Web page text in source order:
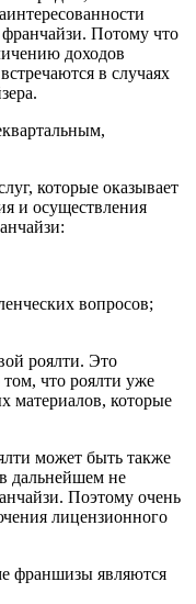
франчайзи. Потому что
доходов
в случаях
которые оказывает
и осуществления
вопросов;
роялти. Это
том, что роялти уже
материалов, которые
может быть также
дальнейшем не
Поэтому очень
лицензионного
франшизы являются